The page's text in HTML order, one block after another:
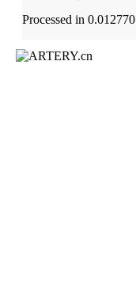
Processed in